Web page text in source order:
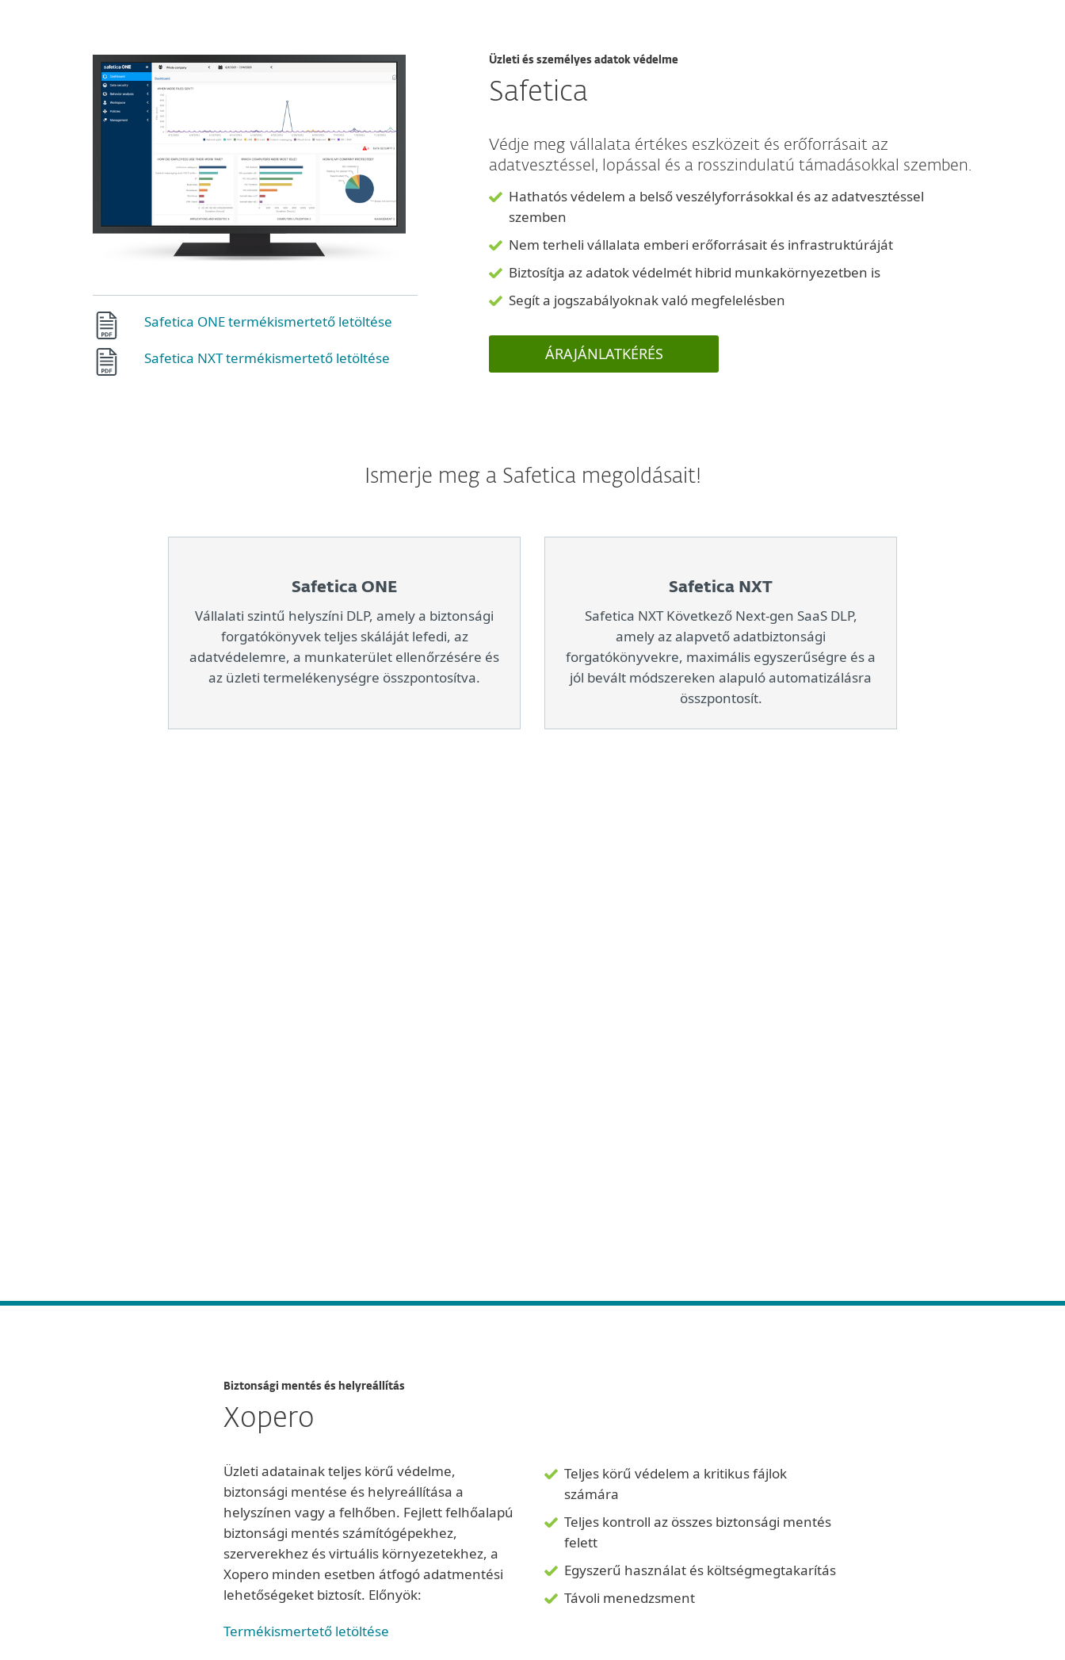
Safetica ONE termékismertető letöltése
Safetica NXT termékismertető letöltése
Üzleti és személyes adatok védelme
Safetica
Védje meg vállalata értékes eszközeit és erőforrásait az
adatvesztéssel, lopással és a rosszindulatú támadásokkal szemben.
Hathatós védelem a belső veszélyforrásokkal és az adatvesztéssel
szemben
Nem terheli vállalata emberi erőforrásait és infrastruktúráját
Biztosítja az adatok védelmét hibrid munkakörnyezetben is
Segít a jogszabályoknak való megfelelésben
ÁRAJÁNLATKÉRÉS
Ismerje meg a Safetica megoldásait!
Safetica ONE
Vállalati szintű helyszíni DLP, amely a biztonsági
forgatókönyvek teljes skáláját lefedi, az
adatvédelemre, a munkaterület ellenőrzésére és
az üzleti termelékenységre összpontosítva.
Safetica NXT
Safetica NXT Következő Next-gen SaaS DLP,
amely az alapvető adatbiztonsági
forgatókönyvekre, maximális egyszerűségre és a
jól bevált módszereken alapuló automatizálásra
összpontosít.
Biztonsági mentés és helyreállítás
Xopero
Üzleti adatainak teljes körű védelme,
biztonsági mentése és helyreállítása a
helyszínen vagy a felhőben. Fejlett felhőalapú
biztonsági mentés számítógépekhez,
szerverekhez és virtuális környezetekhez, a
Xopero minden esetben átfogó adatmentési
lehetőségeket biztosít. Előnyök:
Termékismertető letöltése
Teljes körű védelem a kritikus fájlok
számára
Teljes kontroll az összes biztonsági mentés
felett
Egyszerű használat és költségmegtakarítás
Távoli menedzsment